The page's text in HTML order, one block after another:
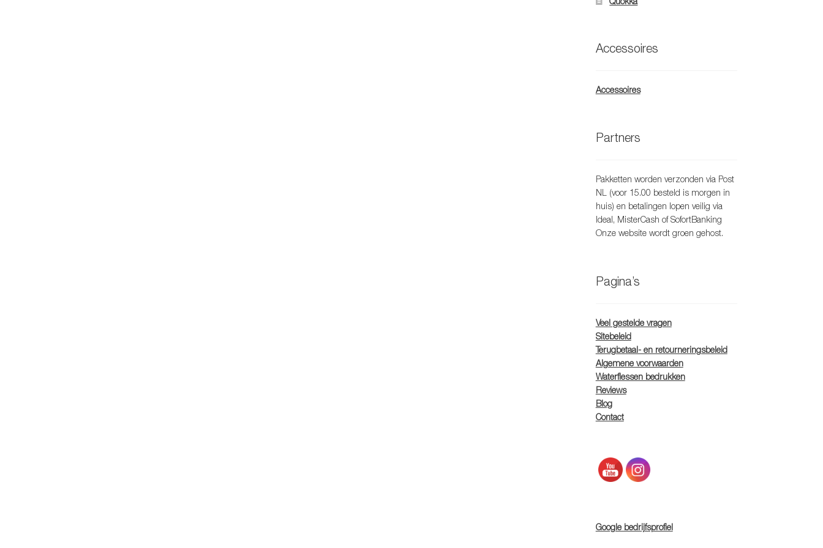
Accessoires
Accessoires
Partners
Pakketten worden verzonden via Post
NL (voor 15.00 besteld is morgen in
huis) en betalingen lopen veilig via
Ideal, MisterCash of SofortBanking
Onze website wordt groen gehost.
Pagina’s
Veel gestelde vragen
Sitebeleid
Terugbetaal- en retourneringsbeleid
Algemene voorwaarden
Waterflessen bedrukken
Reviews
Blog
Contact
Google bedrijfsprofiel